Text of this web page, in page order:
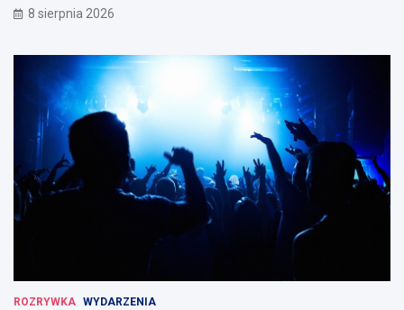
8 sierpnia 2026
ROZRYWKA WYDARZENIA